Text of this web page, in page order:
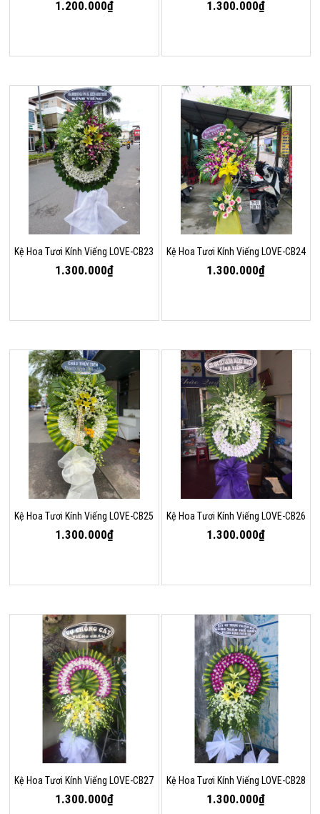
1.200.000₫ 1.300.000₫
Kệ Hoa Tươi Kính Viếng LOVE-CB23
1.300.000₫
Kệ Hoa Tươi Kính Viếng LOVE-CB24
1.300.000₫
Kệ Hoa Tươi Kính Viếng LOVE-CB25
1.300.000₫
Kệ Hoa Tươi Kính Viếng LOVE-CB26
1.300.000₫
Kệ Hoa Tươi Kính Viếng LOVE-CB27
1.300.000₫
Kệ Hoa Tươi Kính Viếng LOVE-CB28
1.300.000₫